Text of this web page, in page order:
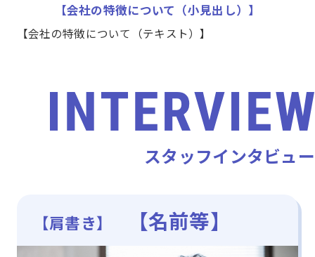
【会社の特徴について（小見出し）】
【会社の特徴について（テキスト）】
スタッフインタビュー
【肩書き】 【名前等】